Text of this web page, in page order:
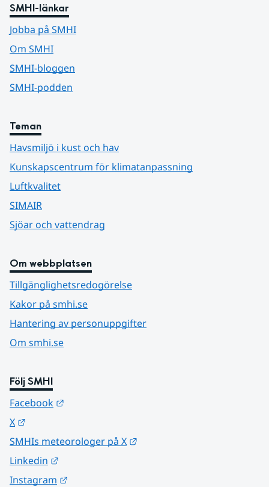
SMHI-länkar
Jobba på SMHI
Om SMHI
SMHI-bloggen
SMHI-podden
Teman
Havsmiljö i kust och hav
Kunskapscentrum för klimatanpassning
Luftkvalitet
SIMAIR
Sjöar och vattendrag
Om webbplatsen
Tillgänglighetsredogörelse
Kakor på smhi.se
Hantering av personuppgifter
Om smhi.se
Följ SMHI
Facebook
X
SMHIs meteorologer på X
Linkedin
Instagram